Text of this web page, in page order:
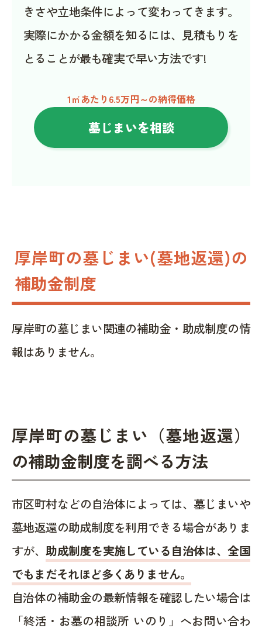
きさや立地条件によって変わってきます。
実際にかかる金額を知るには、見積もりを
とることが最も確実で早い方法です!
1㎡あたり6.5万円～の納得価格
墓じまいを相談
厚岸町の墓じまい(墓地返還)の
補助金制度
厚岸町の墓じまい関連の補助金・助成制度の情
報はありません。
厚岸町の墓じまい（墓地返還）
の補助金制度を調べる方法
市区町村などの自治体によっては、墓じまいや
墓地返還の助成制度を利用できる場合がありま
すが、助成制度を実施している自治体は、全国
でもまだそれほど多くありません。
自治体の補助金の最新情報を確認したい場合は
「終活・お墓の相談所 いのり」へお問い合わ